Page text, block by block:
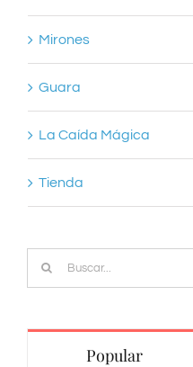
Mirones
Guara
La Caída Mágica
Tienda
Buscar:
Popular